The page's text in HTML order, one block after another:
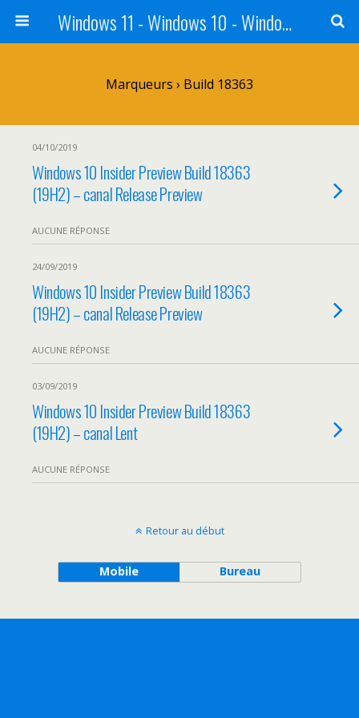
Windows 11 - Windows 10 - Windows 8 - Windows 7 - VISTA
Marqueurs › Build 18363
04/10/2019
Windows 10 Insider Preview Build 18363
(19H2) – canal Release Preview
AUCUNE RÉPONSE
24/09/2019
Windows 10 Insider Preview Build 18363
(19H2) – canal Release Preview
AUCUNE RÉPONSE
03/09/2019
Windows 10 Insider Preview Build 18363
(19H2) – canal Lent
AUCUNE RÉPONSE
Retour au début
Mobile Bureau